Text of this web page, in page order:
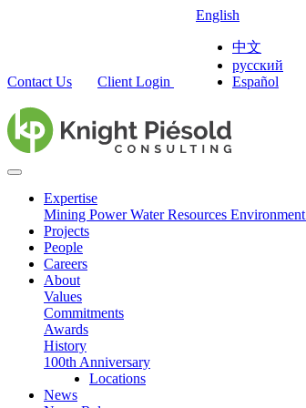
Contact Us Client Login
English
中文
русский
Español
Expertise
Mining PowerWater Resources Environment
Projects
People
Careers
About
Values
Commitments
Awards
History
100th Anniversary
Locations
News